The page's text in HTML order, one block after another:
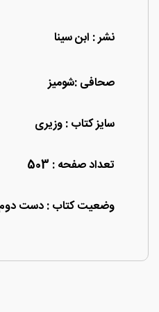
نشر : ابن سینا
صحافی :شومیز
سایز کتاب : وزیری
تعداد صفحه : 503
وضعیت کتاب : دست